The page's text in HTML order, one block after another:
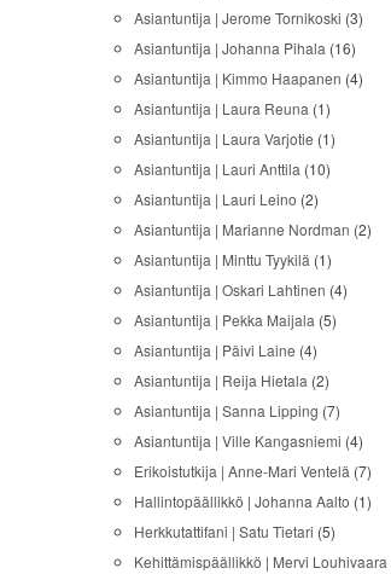
Asiantuntija | Jerome Tornikoski (3)
Asiantuntija | Johanna Pihala (16)
Asiantuntija | Kimmo Haapanen (4)
Asiantuntija | Laura Reuna (1)
Asiantuntija | Laura Varjotie (1)
Asiantuntija | Lauri Anttila (10)
Asiantuntija | Lauri Leino (2)
Asiantuntija | Marianne Nordman (2)
Asiantuntija | Minttu Tyykilä (1)
Asiantuntija | Oskari Lahtinen (4)
Asiantuntija | Pekka Maijala (5)
Asiantuntija | Päivi Laine (4)
Asiantuntija | Reija Hietala (2)
Asiantuntija | Sanna Lipping (7)
Asiantuntija | Ville Kangasniemi (4)
Erikoistutkija | Anne-Mari Ventelä (7)
Hallintopäällikkö | Johanna Aalto (1)
Herkkutattifani | Satu Tietari (5)
Kehittämispäällikkö | Mervi Louhivaara